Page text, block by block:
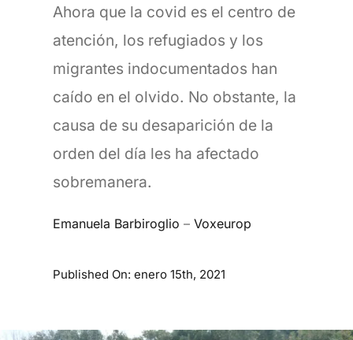
Ahora que la covid es el centro de
atención, los refugiados y los
migrantes indocumentados han
caído en el olvido. No obstante, la
causa de su desaparición de la
orden del día les ha afectado
sobremanera.
Emanuela Barbiroglio –Voxeurop
Published On: enero 15th, 2021